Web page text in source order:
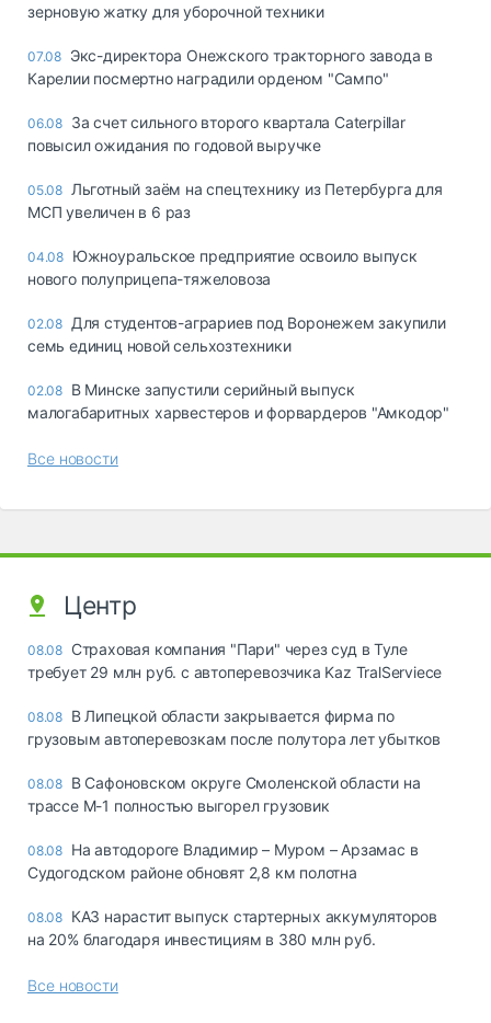
зерновую жатку для уборочной техники
07.08 Экс-директора Онежского тракторного завода в
Карелии посмертно наградили орденом "Сампо"
06.08 За счет сильного второго квартала Caterpillar
повысил ожидания по годовой выручке
05.08 Льготный заём на спецтехнику из Петербурга для
МСП увеличен в 6 раз
04.08 Южноуральское предприятие освоило выпуск
нового полуприцепа-тяжеловоза
02.08 Для студентов-аграриев под Воронежем закупили
семь единиц новой сельхозтехники
02.08 В Минске запустили серийный выпуск
малогабаритных харвестеров и форвардеров "Амкодор"
Все новости
Центр
08.08 Страховая компания "Пари" через суд в Туле
требует 29 млн руб. с автоперевозчика Kaz TralServiece
08.08 В Липецкой области закрывается фирма по
грузовым автоперевозкам после полутора лет убытков
08.08 В Сафоновском округе Смоленской области на
трассе М-1 полностью выгорел грузовик
08.08 На автодороге Владимир – Муром – Арзамас в
Судогодском районе обновят 2,8 км полотна
08.08 КАЗ нарастит выпуск стартерных аккумуляторов
на 20% благодаря инвестициям в 380 млн руб.
Все новости